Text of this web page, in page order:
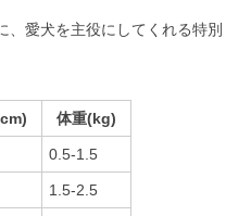
、愛犬を主役にしてくれる特別
体重(kg)
0.5-1.5
1.5-2.5